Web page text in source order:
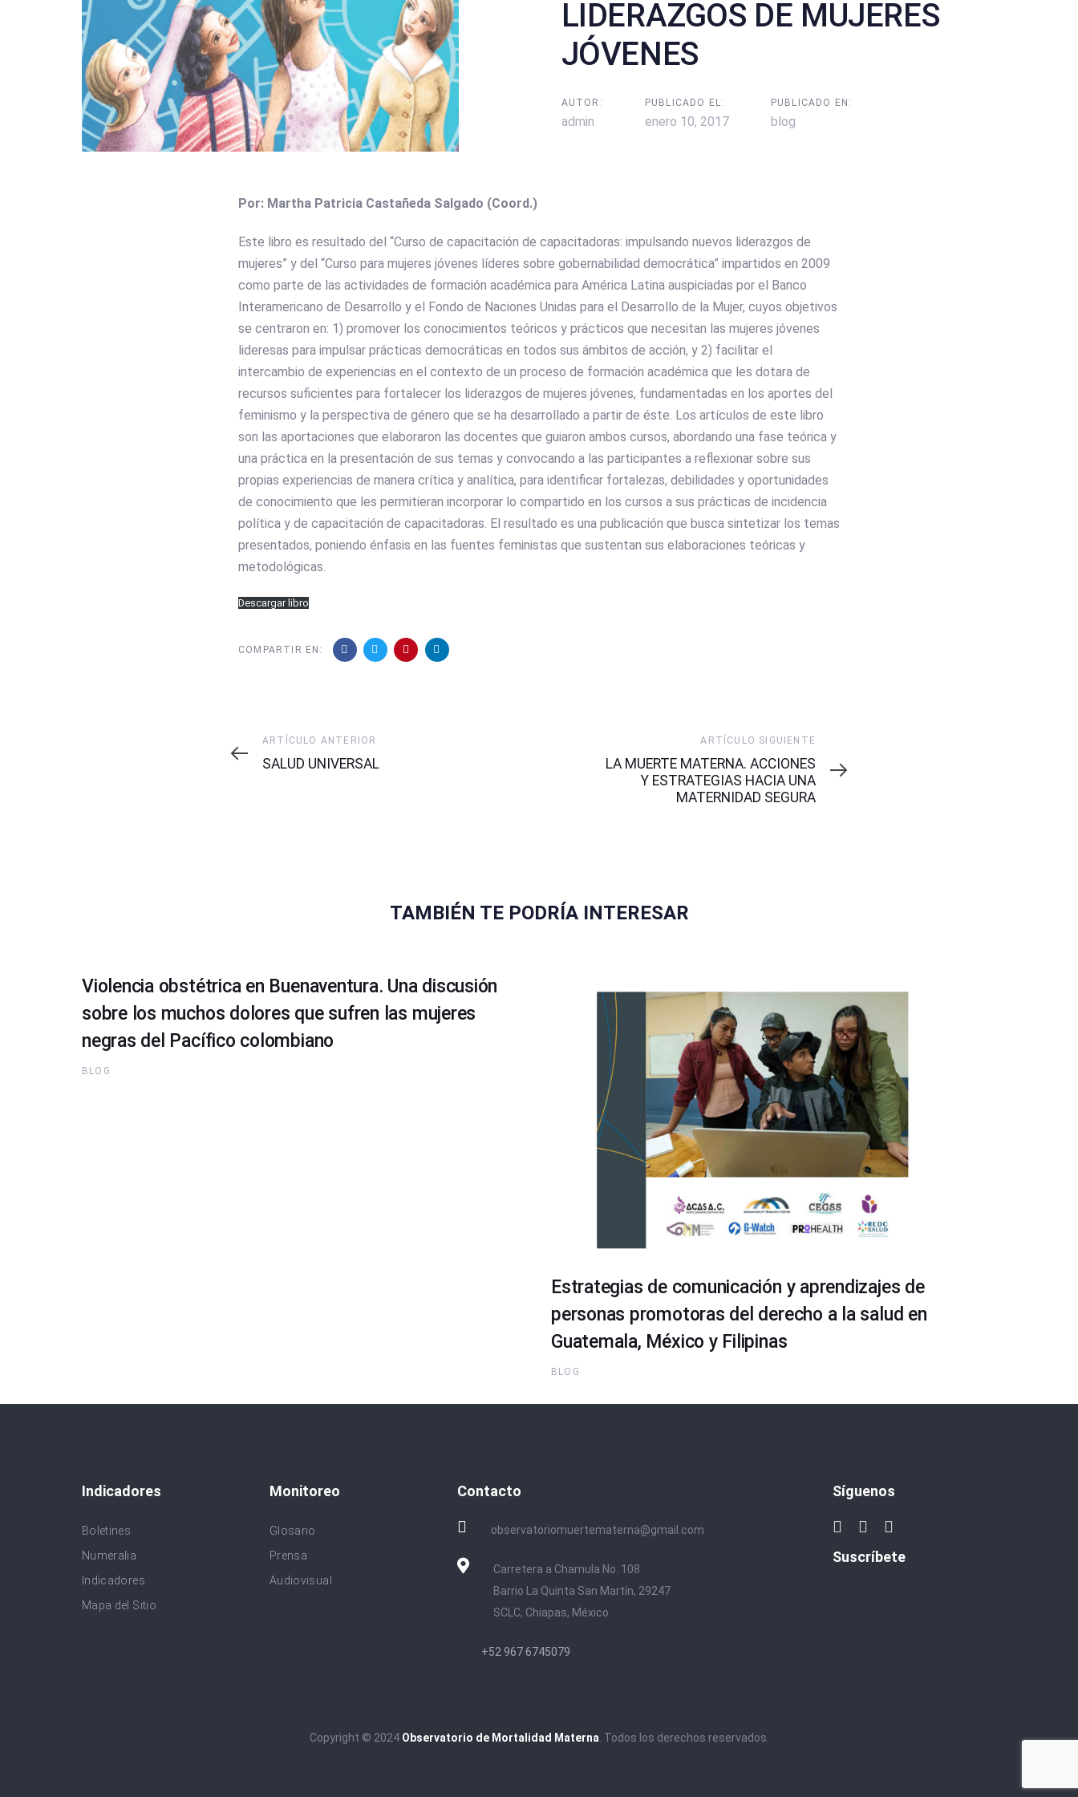
LIDERAZGOS DE MUJERES
JÓVENES
AUTOR:
admin
PUBLICADO EL:
enero 10, 2017
PUBLICADO EN:
blog
Por: Martha Patricia Castañeda Salgado (Coord.)
Este libro es resultado del “Curso de capacitación de capacitadoras: impulsando nuevos liderazgos de
mujeres” y del “Curso para mujeres jóvenes líderes sobre gobernabilidad democrática” impartidos en 2009
como parte de las actividades de formación académica para América Latina auspiciadas por el Banco
Interamericano de Desarrollo y el Fondo de Naciones Unidas para el Desarrollo de la Mujer, cuyos objetivos
se centraron en: 1) promover los conocimientos teóricos y prácticos que necesitan las mujeres jóvenes
lideresas para impulsar prácticas democráticas en todos sus ámbitos de acción, y 2) facilitar el
intercambio de experiencias en el contexto de un proceso de formación académica que les dotara de
recursos suficientes para fortalecer los liderazgos de mujeres jóvenes, fundamentadas en los aportes del
feminismo y la perspectiva de género que se ha desarrollado a partir de éste. Los artículos de este libro
son las aportaciones que elaboraron las docentes que guiaron ambos cursos, abordando una fase teórica y
una práctica en la presentación de sus temas y convocando a las participantes a reflexionar sobre sus
propias experiencias de manera crítica y analítica, para identificar fortalezas, debilidades y oportunidades
de conocimiento que les permitieran incorporar lo compartido en los cursos a sus prácticas de incidencia
política y de capacitación de capacitadoras. El resultado es una publicación que busca sintetizar los temas
presentados, poniendo énfasis en las fuentes feministas que sustentan sus elaboraciones teóricas y
metodológicas.
Descargar libro
COMPARTIR EN:
Artículo
Anterior
ARTÍCULO ANTERIOR
SALUD UNIVERSAL
Siguiente
ARTÍCULO SIGUIENTE
LA MUERTE MATERNA. ACCIONES
Y ESTRATEGIAS HACIA UNA
MATERNIDAD SEGURA
TAMBIÉN TE PODRÍA INTERESAR
Violencia obstétrica en Buenaventura. Una discusión
sobre los muchos dolores que sufren las mujeres
negras del Pacífico colombiano
BLOG
Estrategias de comunicación y aprendizajes de
personas promotoras del derecho a la salud en
Guatemala, México y Filipinas
BLOG
Indicadores
Boletines
Numeralia
Indicadores
Mapa del Sitio
Monitoreo
Glosario
Prensa
Audiovisual
Contacto
observatoriomuertematerna@gmail.com
Carretera a Chamula No. 108
Barrio La Quinta San Martín, 29247
SCLC, Chiapas, México
+52 967 6745079
Síguenos
Suscríbete
Copyright © 2024 Observatorio de Mortalidad Materna . Todos los derechos reservados.